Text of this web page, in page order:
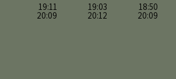
18:50
20:09
19:03
20:12
19:11
20:09